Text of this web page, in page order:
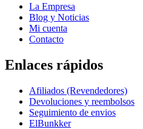
La Empresa
Blog y Noticias
Mi cuenta
Contacto
Enlaces rápidos
Afiliados (Revendedores)
Devoluciones y reembolsos
Seguimiento de envios
ElBunkker